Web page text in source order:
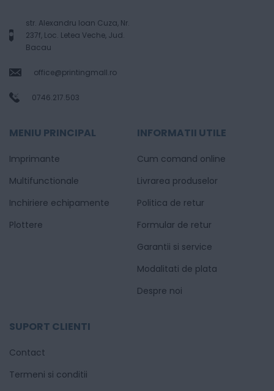
str. Alexandru Ioan Cuza, Nr.
237f, Loc. Letea Veche, Jud.
Bacau
office@printingmall.ro
0746.217.503
MENIU PRINCIPAL
Imprimante
Multifunctionale
Inchiriere echipamente
Plottere
INFORMATII UTILE
Cum comand online
Livrarea produselor
Politica de retur
Formular de retur
Garantii si service
Modalitati de plata
Despre noi
SUPORT CLIENTI
Contact
Termeni si conditii